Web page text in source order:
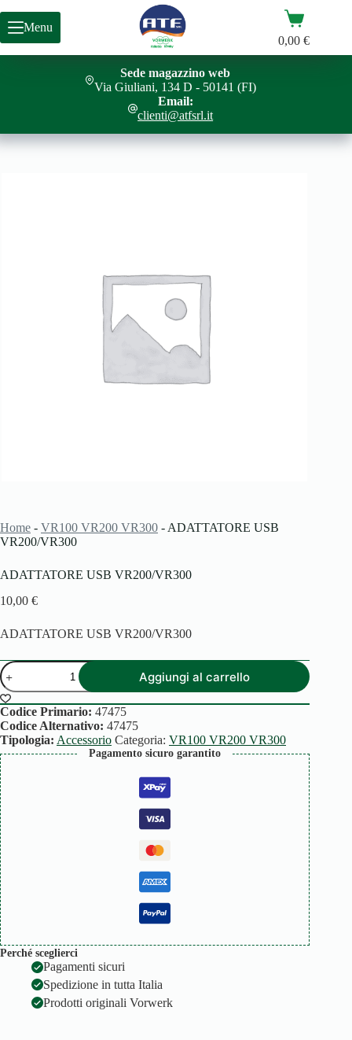
contenuto
Menu
Carrello
0,00€
Sede magazzino web
Via Giuliani, 134 D - 50141 (FI)
Email:
clienti@atfsrl.it
Home - VR100 VR200 VR300 - ADATTATORE USB
VR200/VR300
ADATTATORE USB VR200/VR300
10,00 €
ADATTATORE USB VR200/VR300
ADATTATORE
USB
VR200/VR300
quantità
Aggiungi al carrello
Codice Primario: 47475
Codice Alternativo: 47475
Tipologia: Accessorio Categoria: VR100 VR200 VR300
Pagamento sicuro garantito
Perché sceglierci
Pagamenti sicuri
Spedizione in tutta Italia
Prodotti originali Vorwerk